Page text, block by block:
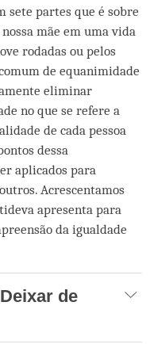
sete partes que é sobre
mãe em uma vida
rodadas ou pelos
de equanimidade
eliminar
no que se refere a
de cada pessoa
dessa
aplicados para
Acrescentamos
apresenta para
da igualdade
de